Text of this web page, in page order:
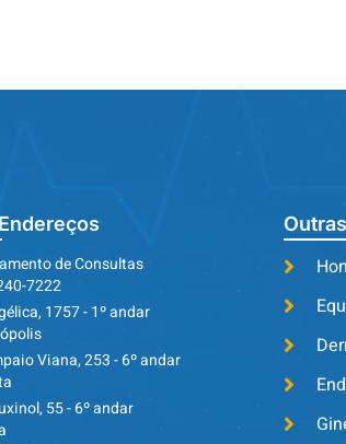
de Consultas
7222
1757 - 1º andar
Viana, 253 - 6º andar
55 - 6º andar